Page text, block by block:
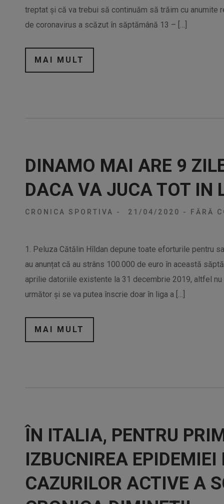
treptat şi că va trebui să continuăm să trăim cu anumite
de coronavirus a scăzut în săptămână 13 – […]
MAI MULT
DINAMO MAI ARE 9
DACA VA JUCA TOT IN
CRONICA SPORTIVA - 21/04/2020 - FĂRĂ
1. Peluza Cătălin Hîldan depune toate eforturile pentru
au anunțat că au strâns 100.000 de euro în această
aprilie datoriile existente la 31 decembrie 2019, altfel
următor și se va putea înscrie doar în liga a […]
MAI MULT
ÎN ITALIA, PENTRU
IZBUCNIREA EPIDEMIEI
CAZURILOR ACTIVE A